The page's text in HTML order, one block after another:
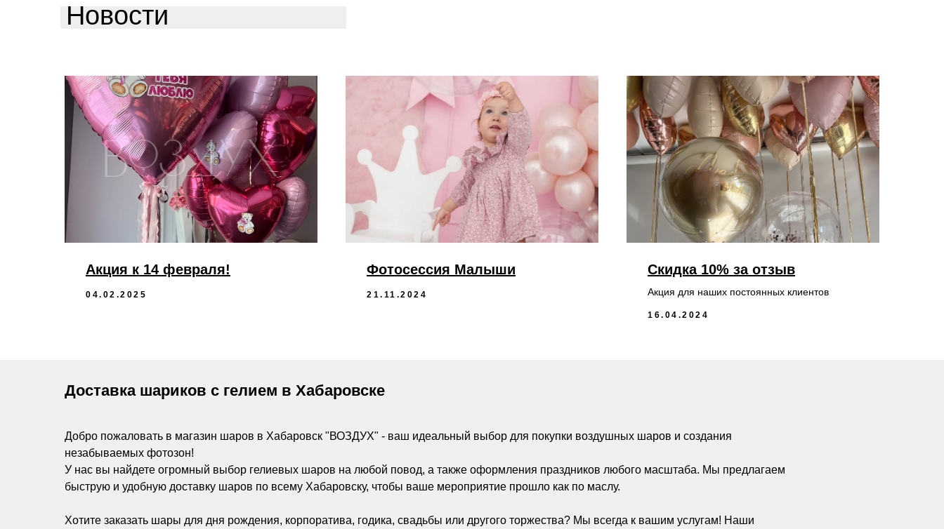
Новости
Акция к 14 февраля!
04.02.2025
Фотосессия Малыши
21.11.2024
Скидка 10% за отзыв
Акция для наших постоянных клиентов
16.04.2024
Доставка шариков с гелием в Хабаровске
Добро пожаловать в магазин шаров в Хабаровск "ВОЗДУХ" - ваш идеальный выбор для покупки воздушных шаров и создания
незабываемых фотозон!
У нас вы найдете огромный выбор гелиевых шаров на любой повод, а также оформления праздников любого масштаба. Мы предлагаем
быструю и удобную доставку шаров по всему Хабаровску, чтобы ваше мероприятие прошло как по маслу.
Хотите заказать шары для дня рождения, корпоратива, годика, свадьбы или другого торжества? Мы всегда к вашим услугам! Наши